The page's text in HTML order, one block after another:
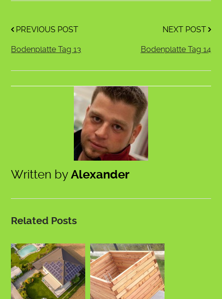
PREVIOUS POST
Bodenplatte Tag 13
NEXT POST
Bodenplatte Tag 14
Written byAlexander
Related Posts